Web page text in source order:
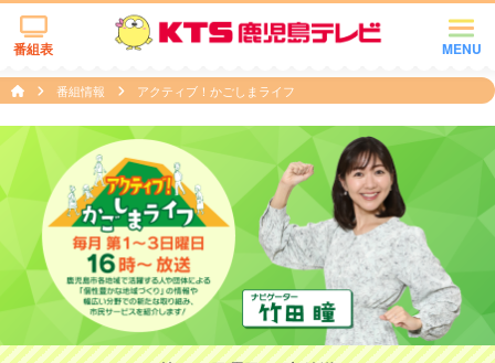
MENU
番組表
番組情報 アクティブ！かごしまライフ